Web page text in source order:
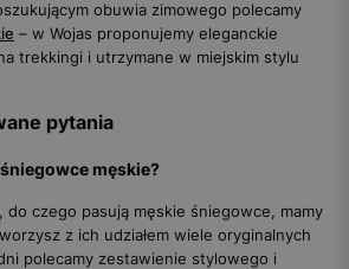
obuwia zimowego polecamy
– w Wojas proponujemy eleganckie
trekkingi i utrzymane w miejskim stylu
pytania
męskie?
do czego pasują męskie śniegowce, mamy
z ich udziałem wiele oryginalnych
polecamy zestawienie stylowego i